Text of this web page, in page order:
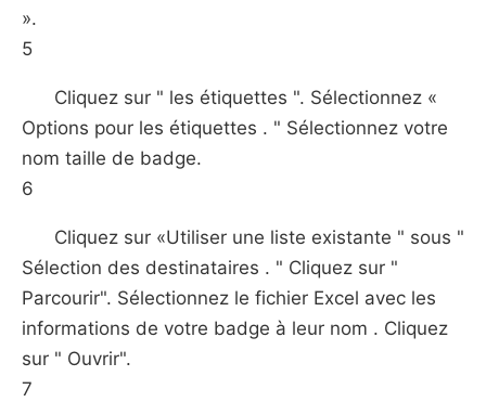
».
5
Cliquez sur " les étiquettes ". Sélectionnez «
Options pour les étiquettes . " Sélectionnez votre
nom taille de badge.
6
Cliquez sur «Utiliser une liste existante " sous "
Sélection des destinataires . " Cliquez sur "
Parcourir". Sélectionnez le fichier Excel avec les
informations de votre badge à leur nom . Cliquez
sur " Ouvrir".
7